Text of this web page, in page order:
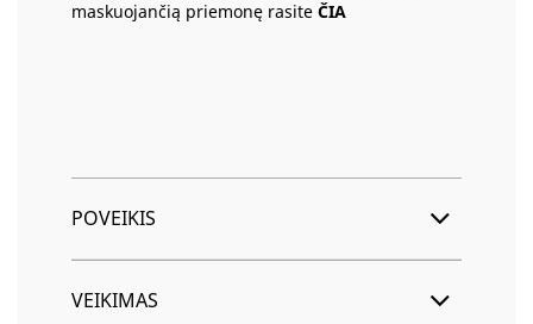
maskuojančią priemonę rasite ČIA
POVEIKIS
VEIKIMAS